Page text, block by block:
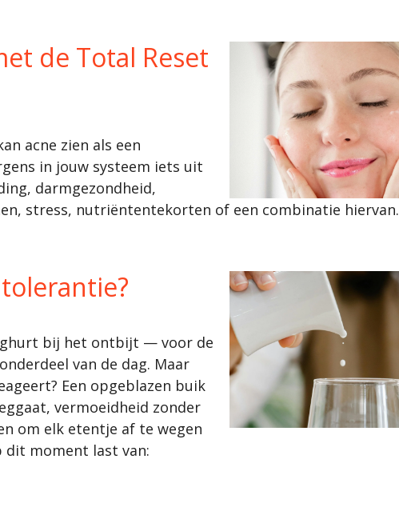
de Total Reset
acne zien als een
in jouw systeem iets uit
darmgezondheid,
stress, nutriëntentekorten of een combinatie hiervan.
bij het ontbijt — voor de
van de dag. Maar
Een opgeblazen buik
vermoeidheid zonder
om elk etentje af te wegen
dit moment last van: